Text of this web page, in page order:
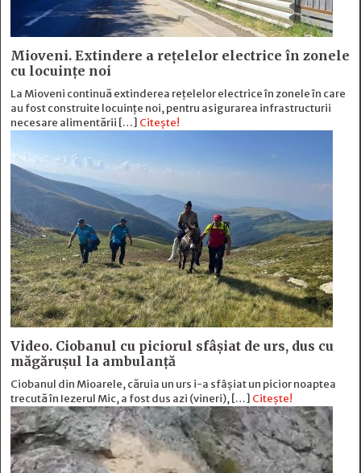
Mioveni. Extindere a rețelelor electrice în zonele
cu locuințe noi
La Mioveni continuă extinderea rețelelor electrice în zonele în care
au fost construite locuințe noi, pentru asigurarea infrastructurii
necesare alimentării […] Citește!
Video. Ciobanul cu piciorul sfâșiat de urs, dus cu
măgărușul la ambulanță
Ciobanul din Mioarele, căruia un urs i-a sfâșiat un picior noaptea
trecută în Iezerul Mic, a fost dus azi (vineri), […] Citește!